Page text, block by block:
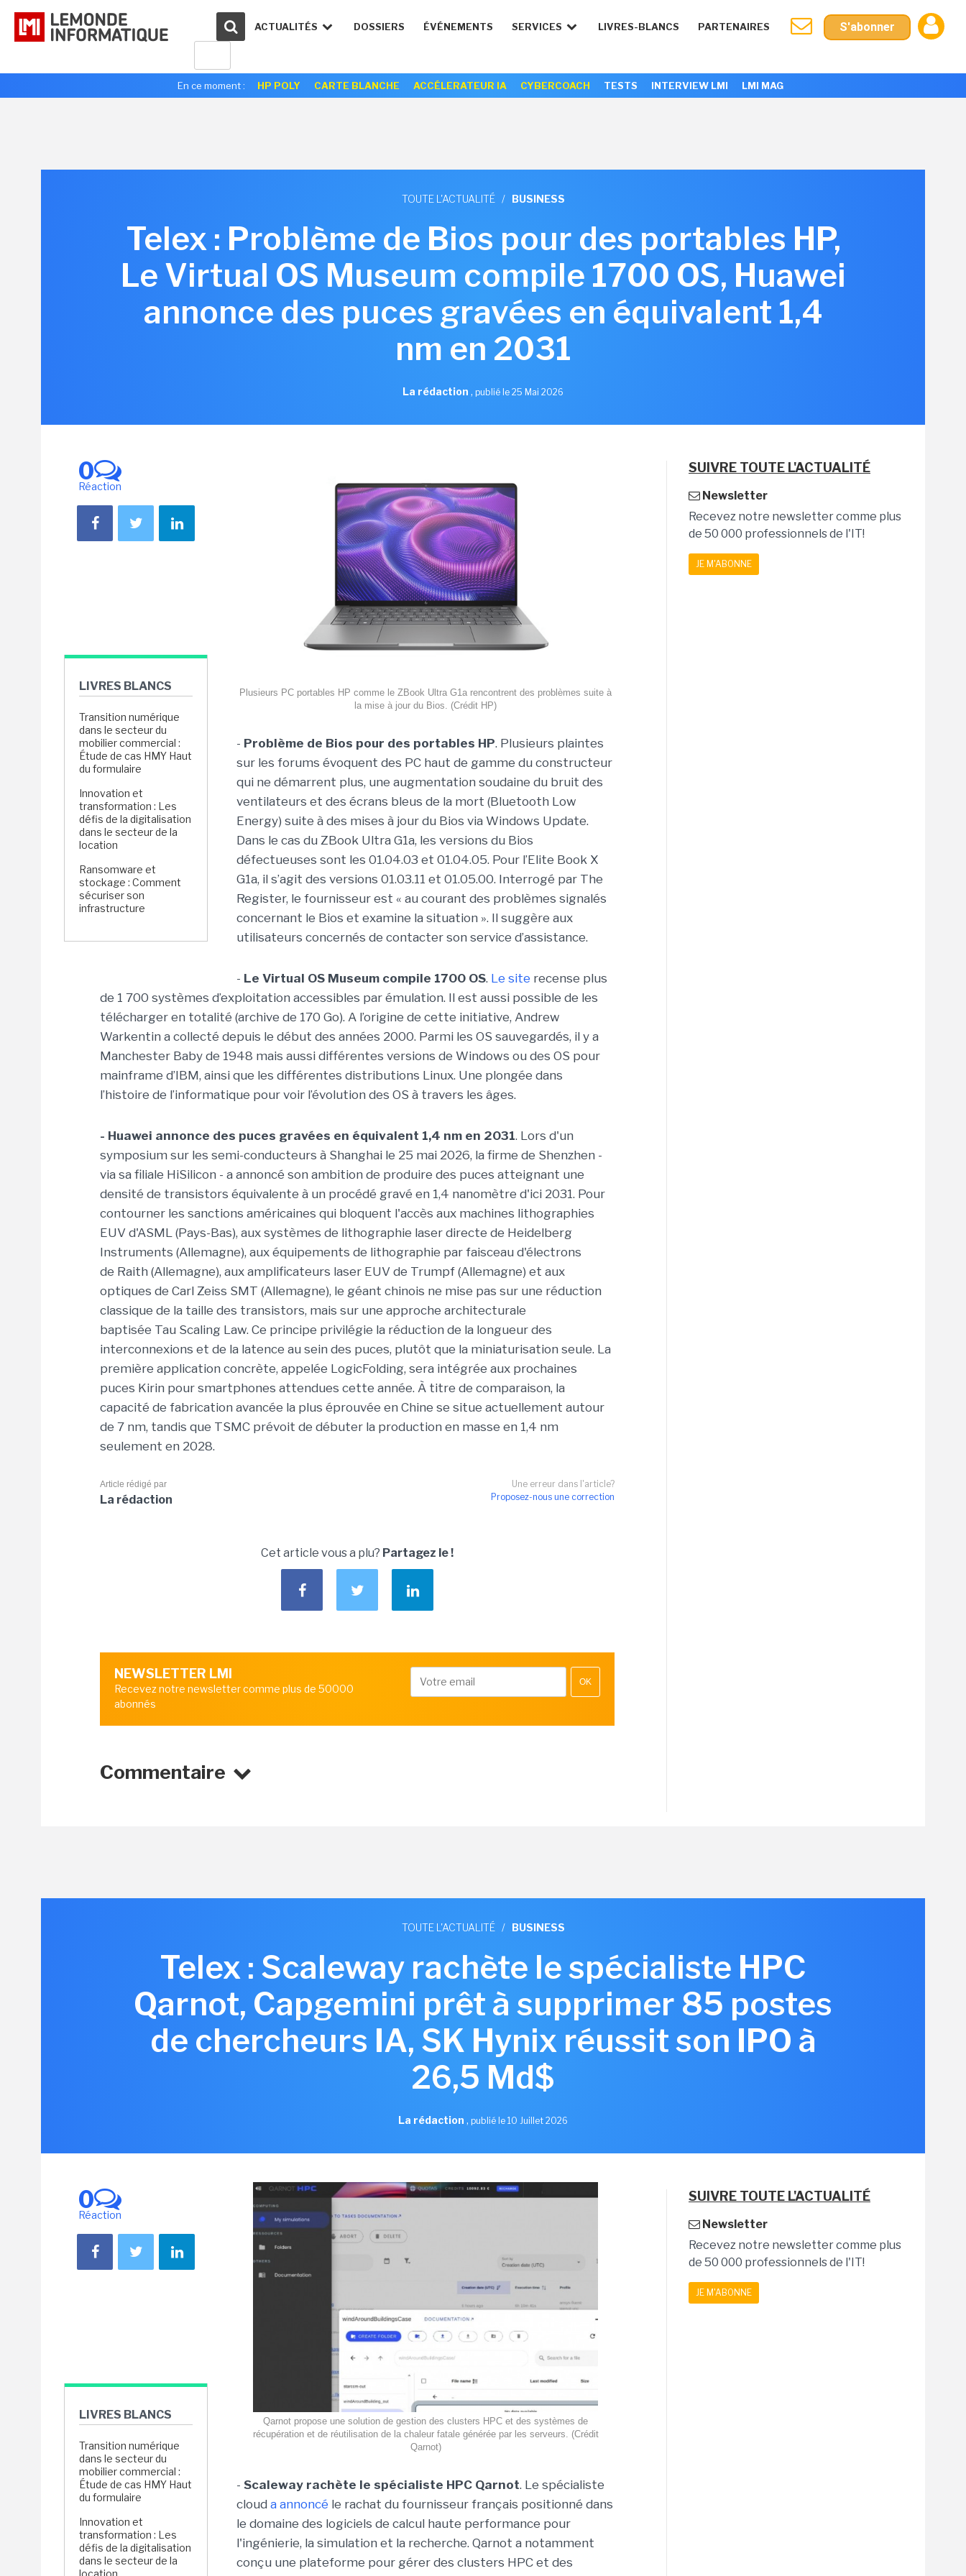
ACTUALITÉS DOSSIERS ÉVÉNEMENTS SERVICES LIVRES-BLANCS PARTENAIRES S'abonner
En ce moment : HP POLY CARTE BLANCHE ACCÉLERATEUR IA CYBERCOACH TESTS INTERVIEW LMI LMI MAG
TOUTE L'ACTUALITÉ / BUSINESS
Telex : Problème de Bios pour des portables HP,
Le Virtual OS Museum compile 1700 OS, Huawei
annonce des puces gravées en équivalent 1,4
nm en 2031
La rédaction , publié le 25 Mai 2026
0
Réaction
LIVRES BLANCS
Transition numérique
dans le secteur du
mobilier commercial :
Étude de cas HMY Haut
du formulaire
Innovation et
transformation : Les
défis de la digitalisation
dans le secteur de la
location
Ransomware et
stockage : Comment
sécuriser son
infrastructure
Plusieurs PC portables HP comme le ZBook Ultra G1a rencontrent des problèmes suite à
la mise à jour du Bios. (Crédit HP)
- Problème de Bios pour des portables HP. Plusieurs plaintes
sur les forums évoquent des PC haut de gamme du constructeur
qui ne démarrent plus, une augmentation soudaine du bruit des
ventilateurs et des écrans bleus de la mort (Bluetooth Low
Energy) suite à des mises à jour du Bios via Windows Update.
Dans le cas du ZBook Ultra G1a, les versions du Bios
défectueuses sont les 01.04.03 et 01.04.05. Pour l’Elite Book X
G1a, il s’agit des versions 01.03.11 et 01.05.00. Interrogé par The
Register, le fournisseur est « au courant des problèmes signalés
concernant le Bios et examine la situation ». Il suggère aux
utilisateurs concernés de contacter son service d’assistance.
- Le Virtual OS Museum compile 1700 OS. Le site recense plus
de 1 700 systèmes d’exploitation accessibles par émulation. Il est aussi possible de les
télécharger en totalité (archive de 170 Go). A l’origine de cette initiative, Andrew
Warkentin a collecté depuis le début des années 2000. Parmi les OS sauvegardés, il y a
Manchester Baby de 1948 mais aussi différentes versions de Windows ou des OS pour
mainframe d’IBM, ainsi que les différentes distributions Linux. Une plongée dans
l’histoire de l’informatique pour voir l’évolution des OS à travers les âges.
- Huawei annonce des puces gravées en équivalent 1,4 nm en 2031. Lors d'un
symposium sur les semi-conducteurs à Shanghai le 25 mai 2026, la firme de Shenzhen -
via sa filiale HiSilicon - a annoncé son ambition de produire des puces atteignant une
densité de transistors équivalente à un procédé gravé en 1,4 nanomètre d'ici 2031. Pour
contourner les sanctions américaines qui bloquent l'accès aux machines lithographies
EUV d'ASML (Pays-Bas), aux systèmes de lithographie laser directe de Heidelberg
Instruments (Allemagne), aux équipements de lithographie par faisceau d'électrons
de Raith (Allemagne), aux amplificateurs laser EUV de Trumpf (Allemagne) et aux
optiques de Carl Zeiss SMT (Allemagne), le géant chinois ne mise pas sur une réduction
classique de la taille des transistors, mais sur une approche architecturale
baptisée Tau Scaling Law. Ce principe privilégie la réduction de la longueur des
interconnexions et de la latence au sein des puces, plutôt que la miniaturisation seule. La
première application concrète, appelée LogicFolding, sera intégrée aux prochaines
puces Kirin pour smartphones attendues cette année. À titre de comparaison, la
capacité de fabrication avancée la plus éprouvée en Chine se situe actuellement autour
de 7 nm, tandis que TSMC prévoit de débuter la production en masse en 1,4 nm
seulement en 2028.
Une erreur dans l'article?
Proposez-nous une correction
Article rédigé par
La rédaction
Cet article vous a plu? Partagez le !
NEWSLETTER LMI
Recevez notre newsletter comme plus de 50000
abonnés
OK
Commentaire
SUIVRE TOUTE L'ACTUALITÉ
Newsletter
Recevez notre newsletter comme plus
de 50 000 professionnels de l'IT!
JE M'ABONNE
TOUTE L'ACTUALITÉ / BUSINESS
Telex : Scaleway rachète le spécialiste HPC
Qarnot, Capgemini prêt à supprimer 85 postes
de chercheurs IA, SK Hynix réussit son IPO à
26,5 Md$
La rédaction , publié le 10 Juillet 2026
0
Réaction
LIVRES BLANCS
Transition numérique
dans le secteur du
mobilier commercial :
Étude de cas HMY Haut
du formulaire
Innovation et
transformation : Les
défis de la digitalisation
dans le secteur de la
location
Qarnot propose une solution de gestion des clusters HPC et des systèmes de
récupération et de réutilisation de la chaleur fatale générée par les serveurs. (Crédit
Qarnot)
- Scaleway rachète le spécialiste HPC Qarnot. Le spécialiste
cloud a annoncé le rachat du fournisseur français positionné dans
le domaine des logiciels de calcul haute performance pour
l'ingénierie, la simulation et la recherche. Qarnot a notamment
conçu une plateforme pour gérer des clusters HPC et des
SUIVRE TOUTE L'ACTUALITÉ
Newsletter
Recevez notre newsletter comme plus
de 50 000 professionnels de l'IT!
JE M'ABONNE